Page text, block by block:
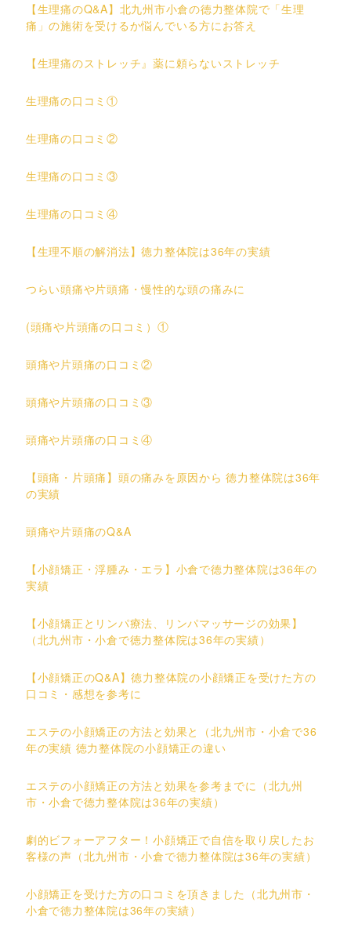
【生理痛のQ&A】北九州市小倉の徳力整体院で「生理
痛」の施術を受けるか悩んでいる方にお答え
【生理痛のストレッチ』薬に頼らないストレッチ
生理痛の口コミ①
生理痛の口コミ②
生理痛の口コミ③
生理痛の口コミ④
【生理不順の解消法】徳力整体院は36年の実績
つらい頭痛や片頭痛・慢性的な頭の痛みに
(頭痛や片頭痛の口コミ）①
頭痛や片頭痛の口コミ②
頭痛や片頭痛の口コミ③
頭痛や片頭痛の口コミ④
【頭痛・片頭痛】頭の痛みを原因から 徳力整体院は36年
の実績
頭痛や片頭痛のQ&A
【小顔矯正・浮腫み・エラ】小倉で徳力整体院は36年の
実績
【小顔矯正とリンパ療法、リンパマッサージの効果】
（北九州市・小倉で徳力整体院は36年の実績）
【小顔矯正のQ&A】徳力整体院の小顔矯正を受けた方の
口コミ・感想を参考に
エステの小顔矯正の方法と効果と（北九州市・小倉で36
年の実績 徳力整体院の小顔矯正の違い
エステの小顔矯正の方法と効果を参考までに（北九州
市・小倉で徳力整体院は36年の実績）
劇的ビフォーアフター！小顔矯正で自信を取り戻したお
客様の声（北九州市・小倉で徳力整体院は36年の実績）
小顔矯正を受けた方の口コミを頂きました（北九州市・
小倉で徳力整体院は36年の実績）